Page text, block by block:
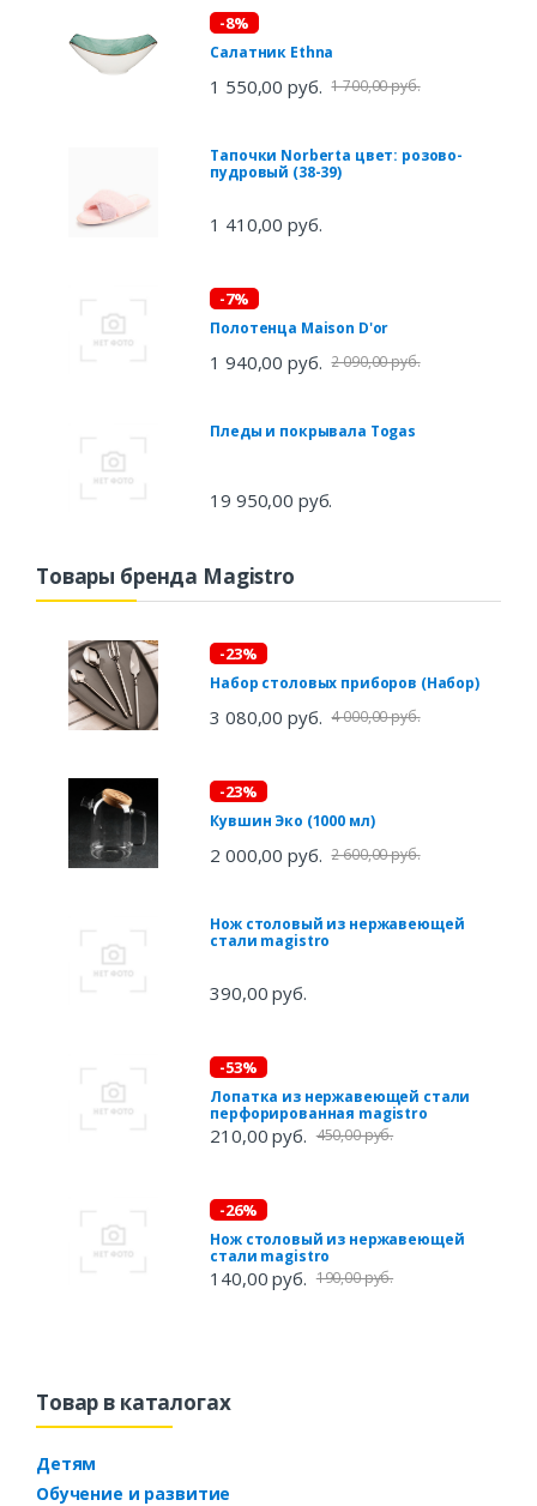
-8%
Салатник Ethna
1 550,00 руб. 1 700,00 руб.
Тапочки Norberta цвет: розово-
пудровый (38-39)
1 410,00 руб.
-7%
Полотенца Maison D'or
1 940,00 руб. 2 090,00 руб.
Пледы и покрывала Togas
19 950,00 руб.
Товары бренда Magistro
-23%
Набор столовых приборов (Набор)
3 080,00 руб. 4 000,00 руб.
-23%
Кувшин Эко (1000 мл)
2 000,00 руб. 2 600,00 руб.
Нож столовый из нержавеющей
стали magistro
390,00 руб.
-53%
Лопатка из нержавеющей стали
перфорированная magistro
210,00 руб. 450,00 руб.
-26%
Нож столовый из нержавеющей
стали magistro
140,00 руб. 190,00 руб.
Товар в каталогах
Детям
Обучение и развитие